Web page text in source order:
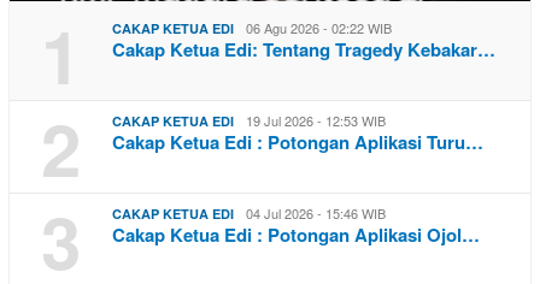
1 CAKAP KETUA EDI 06 Agu 2026 - 02:22 WIB
Cakap Ketua Edi: Tentang Tragedy Kebakar…
2 CAKAP KETUA EDI 19 Jul 2026 - 12:53 WIB
Cakap Ketua Edi : Potongan Aplikasi Turu…
3 CAKAP KETUA EDI 04 Jul 2026 - 15:46 WIB
Cakap Ketua Edi : Potongan Aplikasi Ojol…